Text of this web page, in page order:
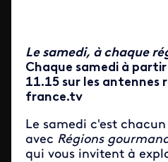
Le samedi, à chaque
Chaque samedi à
11.15 sur les antennes
france.tv
Le samedi c'est chacun
avec Régions
qui vous invitent à